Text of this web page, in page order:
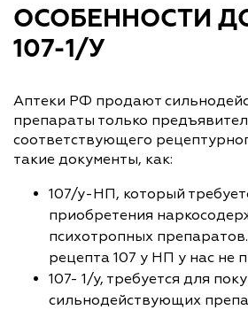
ОСОБЕННОСТИ
107-1/У
Аптеки РФ продают
препараты только
соответствующего
такие документы, как:
107/у-НП, который
приобретения
психотропных
рецепта 107 у НП у нас не
107- 1/у, требуется для
сильнодействующих